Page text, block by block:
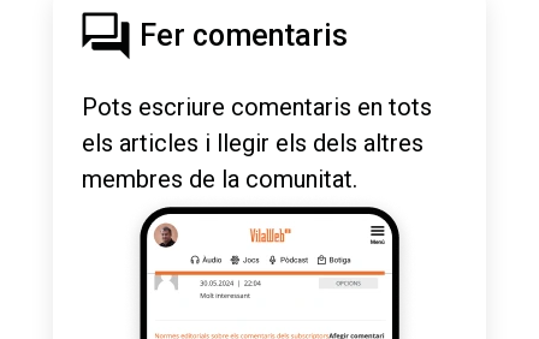
Fer comentaris
Pots escriure comentaris en tots
els articles i llegir els dels altres
membres de la comunitat.